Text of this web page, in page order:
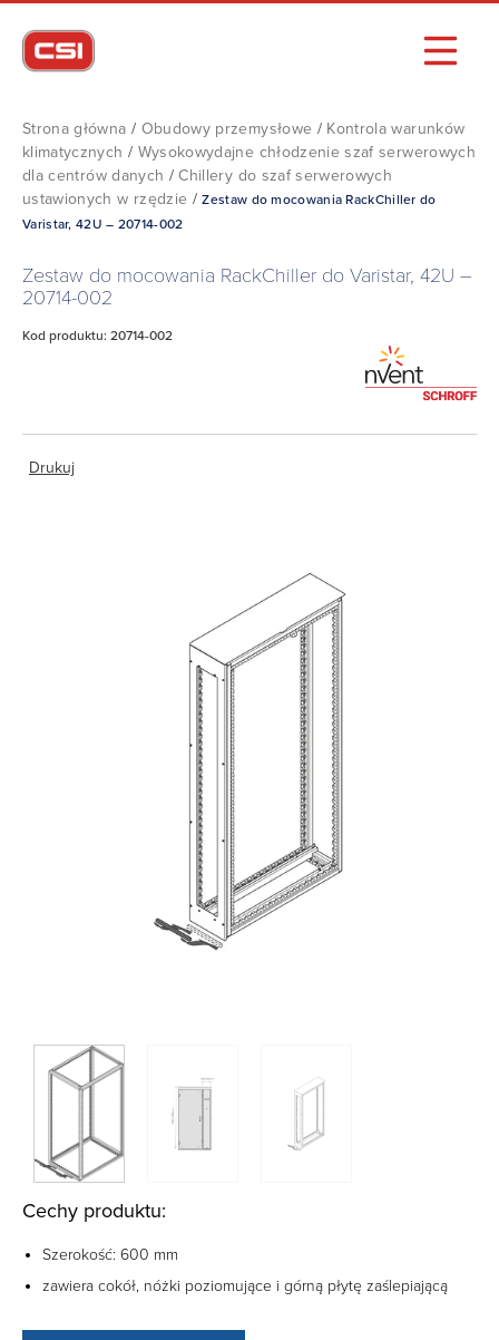
Strona główna / Obudowy przemysłowe / Kontrola warunków
klimatycznych / Wysokowydajne chłodzenie szaf serwerowych
dla centrów danych /Chillery do szaf serwerowych
ustawionych w rzędzie /Zestaw do mocowania RackChiller do
Varistar, 42U – 20714-002
Zestaw do mocowania RackChiller do Varistar, 42U –
20714-002
Kod produktu: 20714-002
Drukuj
Cechy produktu:
Szerokość: 600 mm
zawiera cokół, nóżki poziomujące i górną płytę zaślepiającą